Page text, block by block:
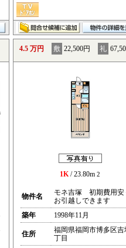
4.5 万円 敷 22,500円 礼
1K/ 23.80m 2
物件名
モネ吉塚 初期費用安
お引越しできます
築年
1998年11月
住所
福岡県福岡市博多区吉
丁目